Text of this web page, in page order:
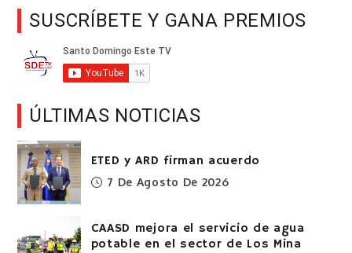
SUSCRÍBETE Y GANA PREMIOS
ÚLTIMAS NOTICIAS
ETED y ARD firman acuerdo
7 De Agosto De 2026
CAASD mejora el servicio de agua
potable en el sector de Los Mina